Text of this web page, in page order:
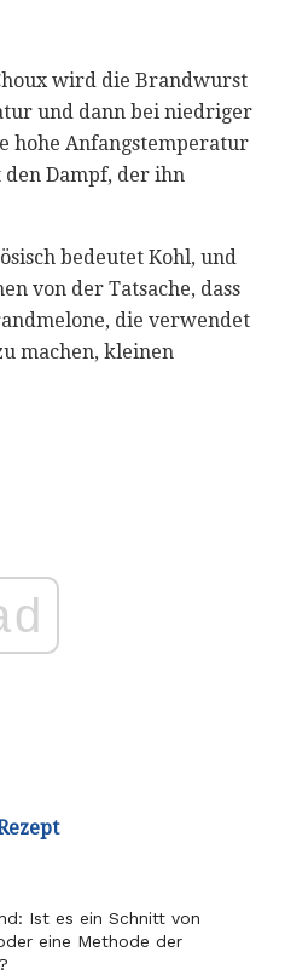
wird die Brandwurst
und dann bei niedriger
hohe Anfangstemperatur
den Dampf, der ihn
bedeutet Kohl, und
von der Tatsache, dass
die verwendet
machen, kleinen
Ist es ein Schnitt von
eine Methode der